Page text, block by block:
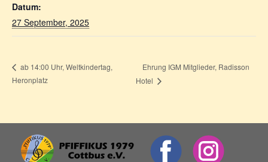
Datum:
27 September, 2025
ab 14:00 Uhr, Weltkindertag,
Heronplatz
Ehrung IGM Mitglieder, Radisson
Hotel